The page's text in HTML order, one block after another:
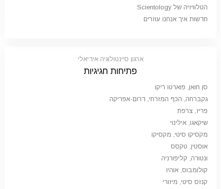
הטלוויזיה של Scientology
חדשות איך אנחנו עוזרים
ארגון סיינטולוגיה אידיאלי
פתיחות חגיגיות
סן חואן, פוארטו ריקו
גקברחה, הכף המזרחי, דרום-אפריקה
פריז, צרפת
שיקאגו, אילינוי
מקסיקו סיטי, מקסיקו
אוסטין, טקסס
ונטורה, קליפורניה
קולומבוס, אוהיו
קנזס סיטי, מיזורי